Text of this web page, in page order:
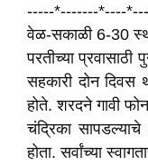
-----*-------*----
वेळ-सकाळी 6-30
परतीच्या प्रवासाठी
सहकारी दोन दिवस
होते. शरदने गावी
चंद्रिका
होता. सर्वांच्या